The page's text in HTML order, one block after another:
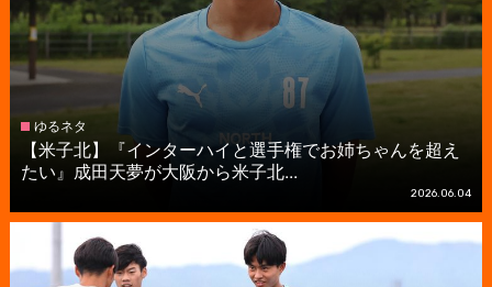
ゆるネタ
【米子北】『インターハイと選手権でお姉ちゃんを超え
たい』成田天夢が大阪から米子北...
2026.06.04